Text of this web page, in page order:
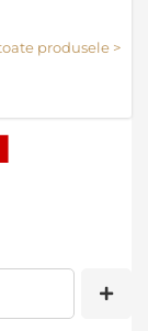
produsele >